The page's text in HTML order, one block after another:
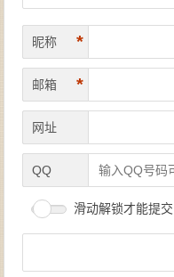
昵称 *
邮箱 *
网址
QQ
滑动解锁才能提交